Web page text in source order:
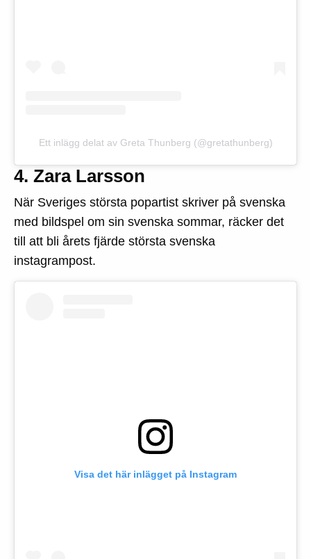
Ett inlägg delat av Greta Thunberg (@gretathunberg)
4. Zara Larsson
När Sveriges största popartist skriver på svenska
med bildspel om sin svenska sommar, räcker det
till att bli årets fjärde största svenska
instagrampost.
Visa det här inlägget på Instagram